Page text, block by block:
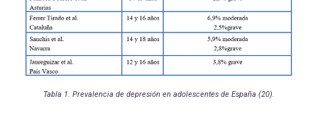
Tabla 1. Prevalencia de depresión en adolescentes de España (20).